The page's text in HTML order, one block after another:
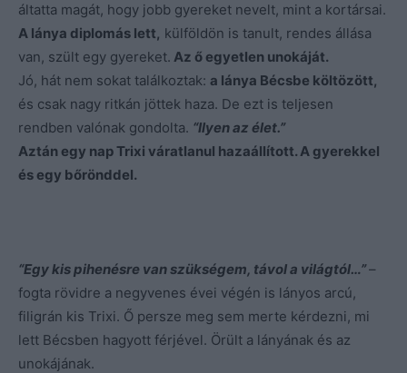
áltatta magát, hogy jobb gyereket nevelt, mint a kortársai.
A lánya diplomás lett, külföldön is tanult, rendes állása
van, szült egy gyereket. Az ő egyetlen unokáját.
Jó, hát nem sokat találkoztak: a lánya Bécsbe költözött,
és csak nagy ritkán jöttek haza. De ezt is teljesen
rendben valónak gondolta. “Ilyen az élet.”
Aztán egy nap Trixi váratlanul hazaállított. A gyerekkel
és egy bőrönddel.
“Egy kis pihenésre van szükségem, távol a világtól…”–
fogta rövidre a negyvenes évei végén is lányos arcú,
filigrán kis Trixi. Ő persze meg sem merte kérdezni, mi
lett Bécsben hagyott férjével. Örült a lányának és az
unokájának.